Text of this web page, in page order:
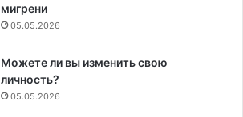
мигрени
05.05.2026
Можете ли вы изменить свою
личность?
05.05.2026